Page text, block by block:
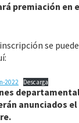
premiación en
se
2022 Descarga
anunciados el